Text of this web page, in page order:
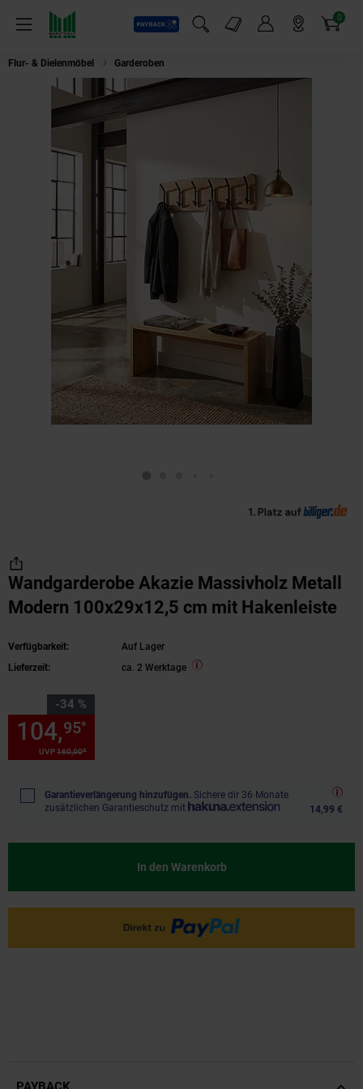
Menü
Payback
Suchfeld einblenden
Markt-Angebote 0
Artikel
Flur- & Dielenmöbel Garderoben
Wandgarderobe Akazie Massivholz Metall
Modern 100x29x12,5 cm mit Hakenleiste
Verfügbarkeit:
Auf Lager
Lieferzeit:
ca. 2 Werktage
-34 %
Sie Sparen 34 Prozent,
UVP160,00*
104,95*
Garantieverlängerung hinzufügen. Sichere dir 36 Monate
zusätzlichen Garantieschutz mit
14,99 €
In den Warenkorb